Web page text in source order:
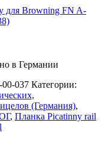
для Browning FN A-
в Германии
00-037 Категории:
(Германия),
, Планка Picatinny rail